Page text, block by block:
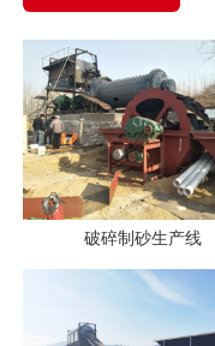
破碎制砂生产线